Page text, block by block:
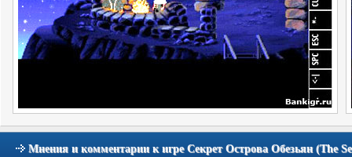
Мнения и комментарии к игре Секрет Острова Обезьян (The